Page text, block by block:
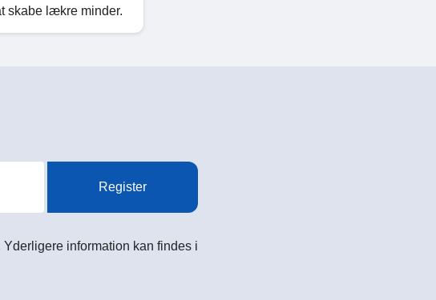
skabe lækre minder.
Register
information kan findes i